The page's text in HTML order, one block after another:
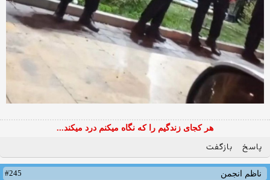
هر کجای زندگیم را که نگاه میکنم درد میکند...
پاسخ بازگفت
ناظم انجمن
#245